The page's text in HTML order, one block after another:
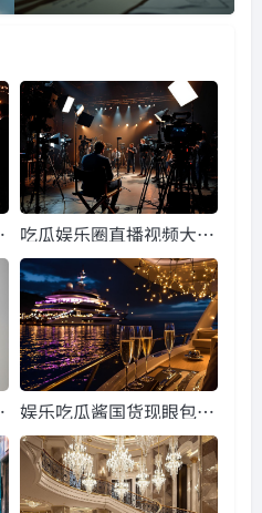
吃瓜娱乐圈直播视频大
全,吃瓜群众狂欢时刻大
盘点
娱乐吃瓜酱国货现眼包
们,见证现眼包们的华丽
蜕变